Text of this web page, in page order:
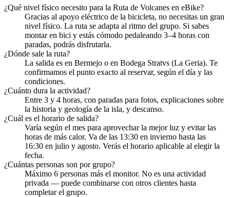
¿Qué nivel físico necesito para la Ruta de Volcanes en eBike?
Gracias al apoyo eléctrico de la bicicleta, no necesitas un gran
nivel físico. La ruta se adapta al ritmo del grupo. Si sabes
montar en bici y estás cómodo pedaleando 3–4 horas con
paradas, podrás disfrutarla.
¿Dónde sale la ruta?
La salida es en Bermejo o en Bodega Stratvs (La Geria). Te
confirmamos el punto exacto al reservar, según el día y las
condiciones.
¿Cuánto dura la actividad?
Entre 3 y 4 horas, con paradas para fotos, explicaciones sobre
la historia y geología de la isla, y descanso.
¿Cuál es el horario de salida?
Varía según el mes para aprovechar la mejor luz y evitar las
horas de más calor. Va de las 13:30 en invierno hasta las
16:30 en julio y agosto. Verás el horario aplicable al elegir la
fecha.
¿Cuántas personas son por grupo?
Máximo 6 personas más el monitor. No es una actividad
privada — puede combinarse con otros clientes hasta
completar el grupo.